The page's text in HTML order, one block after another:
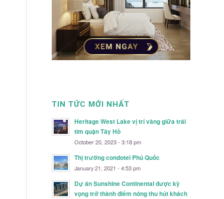
TIN TỨC MỚI NHẤT
Heritage West Lake vị trí vàng giữa trái
tim quận Tây Hồ
October 20, 2023 - 3:18 pm
Thị trường condotel Phú Quốc
January 21, 2021 - 4:53 pm
Dự án Sunshine Continental được kỳ
vọng trở thành điểm nóng thu hút khách